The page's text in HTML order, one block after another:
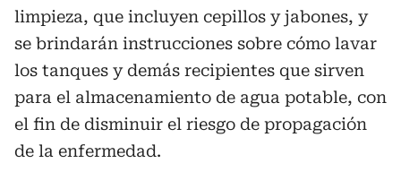
limpieza, que incluyen cepillos y jabones, y
se brindarán instrucciones sobre cómo lavar
los tanques y demás recipientes que sirven
para el almacenamiento de agua potable, con
el fin de disminuir el riesgo de propagación
de la enfermedad.